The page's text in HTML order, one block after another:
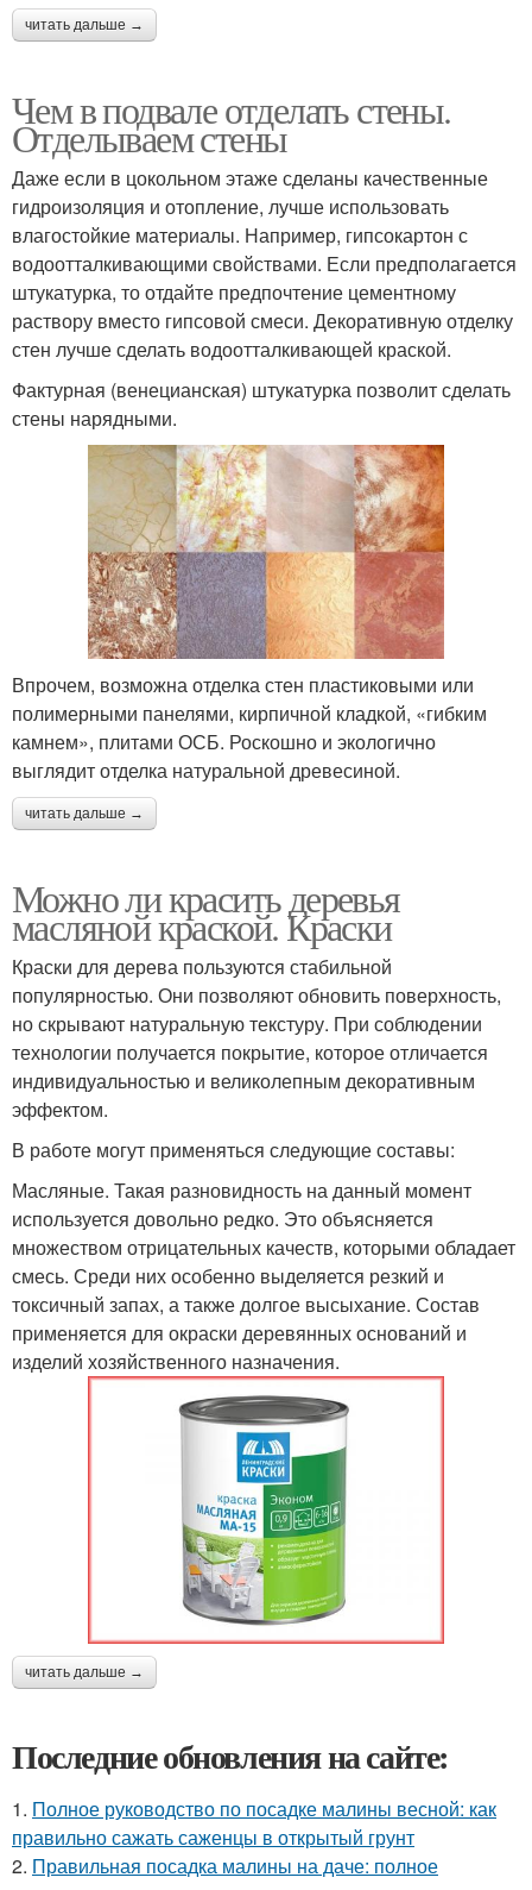
читать дальше →
Чем в подвале отделать стены.
Отделываем стены
Даже если в цокольном этаже сделаны качественные
гидроизоляция и отопление, лучше использовать
влагостойкие материалы. Например, гипсокартон с
водоотталкивающими свойствами. Если предполагается
штукатурка, то отдайте предпочтение цементному
раствору вместо гипсовой смеси. Декоративную отделку
стен лучше сделать водоотталкивающей краской.
Фактурная (венецианская) штукатурка позволит сделать
стены нарядными.
Впрочем, возможна отделка стен пластиковыми или
полимерными панелями, кирпичной кладкой, «гибким
камнем», плитами ОСБ. Роскошно и экологично
выглядит отделка натуральной древесиной.
читать дальше →
Можно ли красить деревья
масляной краской. Краски
Краски для дерева пользуются стабильной
популярностью. Они позволяют обновить поверхность,
но скрывают натуральную текстуру. При соблюдении
технологии получается покрытие, которое отличается
индивидуальностью и великолепным декоративным
эффектом.
В работе могут применяться следующие составы:
Масляные. Такая разновидность на данный момент
используется довольно редко. Это объясняется
множеством отрицательных качеств, которыми обладает
смесь. Среди них особенно выделяется резкий и
токсичный запах, а также долгое высыхание. Состав
применяется для окраски деревянных оснований и
изделий хозяйственного назначения.
читать дальше →
Последние обновления на сайте:
1. Полное руководство по посадке малины весной: как
правильно сажать саженцы в открытый грунт
2. Правильная посадка малины на даче: полное